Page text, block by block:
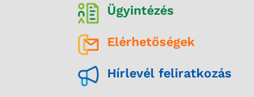
Ügyintézés
Elérhetőségek
Hírlevél feliratkozás